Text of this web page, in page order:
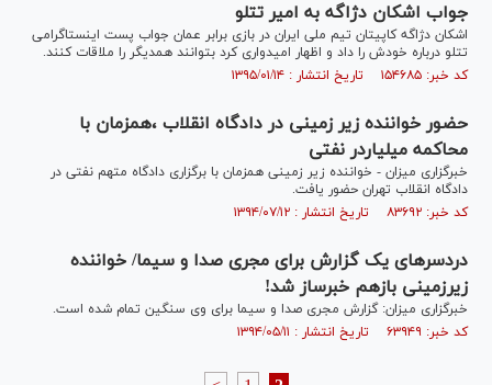
جواب اشکان دژاگه به امیر تتلو
اشکان دژاگه کاپیتان تیم ملی ایران در بازی برابر عمان جواب پست اینستاگرامی
تتلو درباره خودش را داد و اظهار امیدواری کرد بتوانند همدیگر را ملاقات کنند.
کد خبر: ۱۵۴۶۸۵ تاریخ انتشار : ۱۳۹۵/۰۱/۱۴
حضور خواننده زیر زمینی در دادگاه انقلاب ،همزمان با
محاکمه میلیاردر نفتی
خبرگزاری میزان - خواننده زیر زمینی همزمان با برگزاری دادگاه متهم نفتی در
دادگاه انقلاب تهران حضور یافت.
کد خبر: ۸۳۶۹۲ تاریخ انتشار : ۱۳۹۴/۰۷/۱۲
دردسرهای یک گزارش برای مجری صدا و سیما/ خواننده
زیرزمینی بازهم خبرساز شد!
خبرگزاری میزان: گزارش مجری صدا و سیما برای وی سنگین تمام شده است.
کد خبر: ۶۳۹۴۹ تاریخ انتشار : ۱۳۹۴/۰۵/۱۱